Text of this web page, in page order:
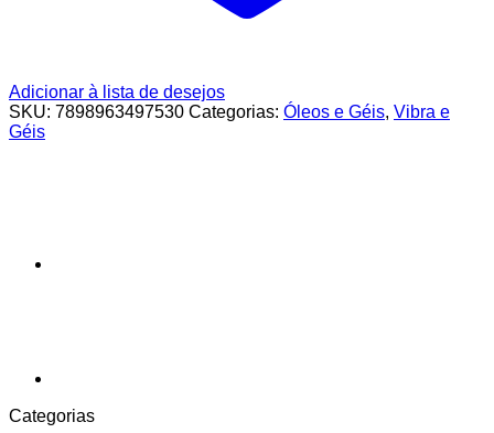
Adicionar à lista de desejos
SKU: 7898963497530 Categorias: Óleos e Géis, Vibra e
Géis
Categorias